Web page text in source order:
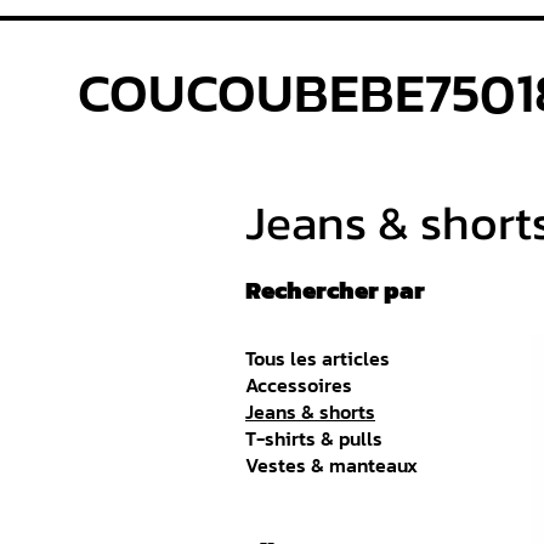
Jeans &
Rechercher par
Tous les articles
Accessoires
Jeans & shorts
T-shirts & pulls
Vestes & manteaux